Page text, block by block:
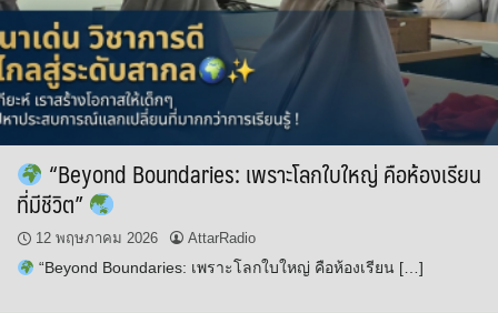
“Beyond Boundaries: เพราะโลกใบใหญ่ คือห้องเรียน
ที่มีชีวิต”
12 พฤษภาคม 2026 AttarRadio
“Beyond Boundaries: เพราะโลกใบใหญ่ คือห้องเรียน […]